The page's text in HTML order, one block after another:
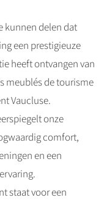
kunnen delen dat
een prestigieuze
heeft ontvangen van
meublés de tourisme
Vaucluse.
onze
comfort,
en een
staat voor een